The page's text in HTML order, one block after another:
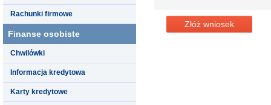
Rachunki firmowe
Finanse osobiste
Chwilówki
Informacja kredytowa
Karty kredytowe
Złóż wniosek